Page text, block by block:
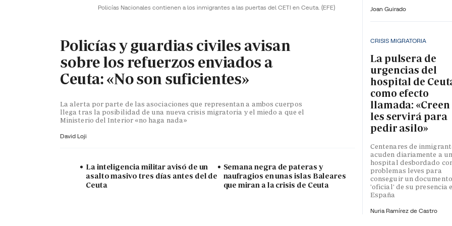
Policías Nacionales contienen a los inmigrantes a las puertas del CETI en Ceuta. (EFE)
Policías y guardias civiles avisan
sobre los refuerzos enviados a
Ceuta: «No son suficientes»
La alerta por parte de las asociaciones que representan a ambos cuerpos
llega tras la posibilidad de una nueva crisis migratoria y el miedo a que el
Ministerio del Interior «no haga nada»
David Loji
La inteligencia militar avisó de un
asalto masivo tres días antes del de
Ceuta
Semana negra de pateras y
naufragios en unas islas Baleares
que miran a la crisis de Ceuta
Joan Guirado
CRISIS MIGRATORIA
La pulsera de
urgencias del
hospital de
como efecto
llamada: «Creen
les servirá para
pedir asilo»
Centenares de
acuden diariamente a un
hospital desbordado
problemas leves para
conseguir un documento
'oficial' de su presencia
España
Nuria Ramírez de Castro